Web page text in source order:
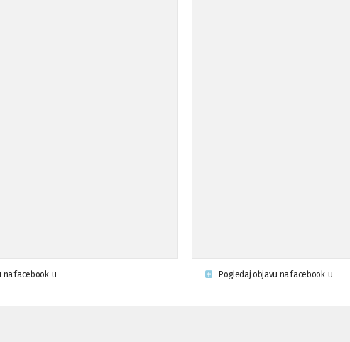
na facebook-u Pogledaj objavu na facebook-u